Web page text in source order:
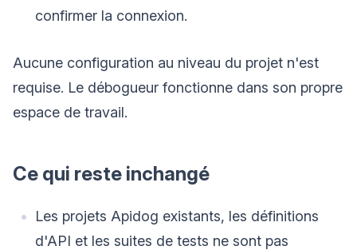
confirmer la connexion.
Aucune configuration au niveau du projet n'est
requise. Le débogueur fonctionne dans son propre
espace de travail.
Ce qui reste inchangé
Les projets Apidog existants, les définitions
d'API et les suites de tests ne sont pas